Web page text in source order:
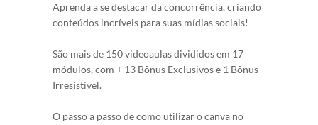
Aprenda a se destacar da concorrência, criando
conteúdos incríveis para suas mídias sociais!
São mais de 150 videoaulas divididos em 17
módulos, com + 13 Bônus Exclusivos e 1 Bônus
Irresistível.
O passo a passo de como utilizar o canva no